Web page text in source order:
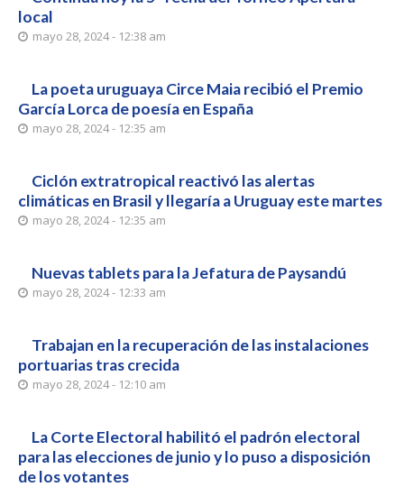
local
mayo 28, 2024 - 12:38 am
La poeta uruguaya Circe Maia recibió el Premio
García Lorca de poesía en España
mayo 28, 2024 - 12:35 am
Ciclón extratropical reactivó las alertas
climáticas en Brasil y llegaría a Uruguay este martes
mayo 28, 2024 - 12:35 am
Nuevas tablets para la Jefatura de Paysandú
mayo 28, 2024 - 12:33 am
Trabajan en la recuperación de las instalaciones
portuarias tras crecida
mayo 28, 2024 - 12:10 am
La Corte Electoral habilitó el padrón electoral
para las elecciones de junio y lo puso a disposición
de los votantes